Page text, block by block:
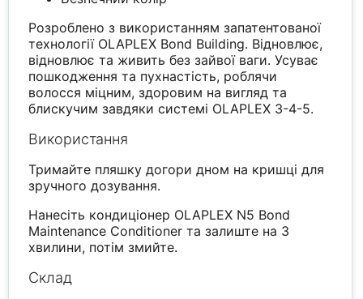
Розроблено з використанням запатентованої
технології OLAPLEX Bond Building. Відновлює,
відновлює та живить без зайвої ваги. Усуває
пошкодження та пухнастість, роблячи
волосся міцним, здоровим на вигляд та
блискучим завдяки системі OLAPLEX 3-4-5.
Використання
Тримайте пляшку догори дном на кришці для
зручного дозування.
Нанесіть кондиціонер OLAPLEX N5 Bond
Maintenance Conditioner та залиште на 3
хвилини, потім змийте.
Склад